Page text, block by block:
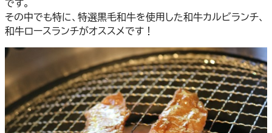
です。
その中でも特に、特選黒毛和牛を使用した和牛カルビランチ、
和牛ロースランチがオススメです！